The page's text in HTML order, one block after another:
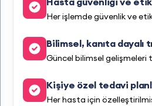
Her işlemde güvenlik ve
Bilimsel, kanıta dayalı
Güncel bilimsel gelişmeleri
Kişiye özel tedavi
Her hasta için